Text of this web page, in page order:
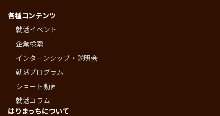
各種コンテンツ
就活イベント
企業検索
インターンシップ・説明会
就活プログラム
ショート動画
就活コラム
はりまっちについて